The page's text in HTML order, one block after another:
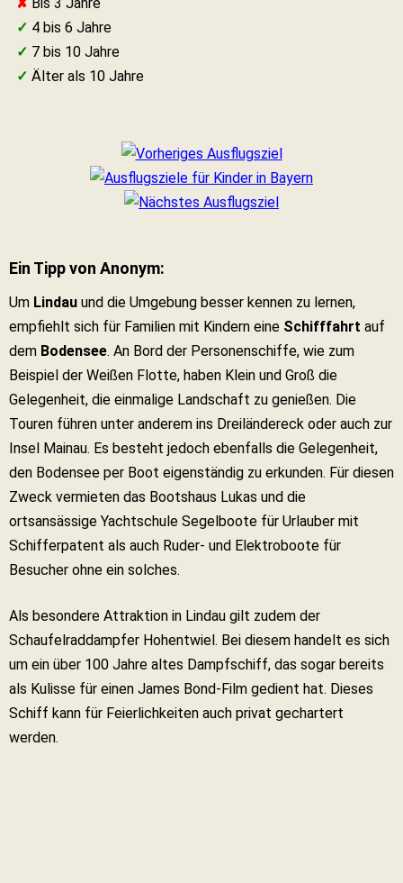
✓ 4 bis 6 Jahre
✓ 7 bis 10 Jahre
✓ Älter als 10 Jahre
Ein Tipp von Anonym:
Um Lindau und die Umgebung besser kennen zu lernen,
empfiehlt sich für Familien mit Kindern eine Schifffahrt auf
dem Bodensee. An Bord der Personenschiffe, wie zum
Beispiel der Weißen Flotte, haben Klein und Groß die
Gelegenheit, die einmalige Landschaft zu genießen. Die
Touren führen unter anderem ins Dreiländereck oder auch zur
Insel Mainau. Es besteht jedoch ebenfalls die Gelegenheit,
den Bodensee per Boot eigenständig zu erkunden. Für diesen
Zweck vermieten das Bootshaus Lukas und die
ortsansässige Yachtschule Segelboote für Urlauber mit
Schifferpatent als auch Ruder- und Elektroboote für
Besucher ohne ein solches.
Als besondere Attraktion in Lindau gilt zudem der
Schaufelraddampfer Hohentwiel. Bei diesem handelt es sich
um ein über 100 Jahre altes Dampfschiff, das sogar bereits
als Kulisse für einen James Bond-Film gedient hat. Dieses
Schiff kann für Feierlichkeiten auch privat gechartert
werden.